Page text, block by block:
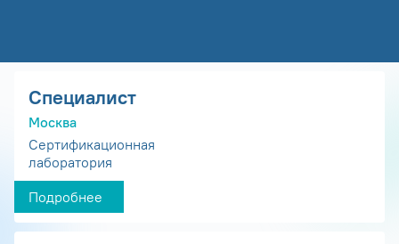
Специалист
Москва
Сертификационная
лаборатория
Подробнее